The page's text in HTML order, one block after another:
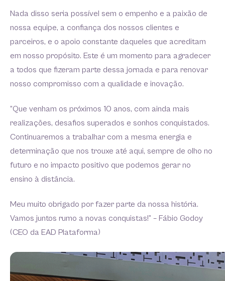
Nada disso seria possível sem o empenho e a paixão de
nossa equipe, a confiança dos nossos clientes e
parceiros, e o apoio constante daqueles que acreditam
em nosso propósito. Este é um momento para agradecer
a todos que fizeram parte dessa jornada e para renovar
nosso compromisso com a qualidade e inovação.
“Que venham os próximos 10 anos, com ainda mais
realizações, desafios superados e sonhos conquistados.
Continuaremos a trabalhar com a mesma energia e
determinação que nos trouxe até aqui, sempre de olho no
futuro e no impacto positivo que podemos gerar no
ensino à distância.
Meu muito obrigado por fazer parte da nossa história.
Vamos juntos rumo a novas conquistas!” – Fábio Godoy
(CEO da EAD Plataforma)